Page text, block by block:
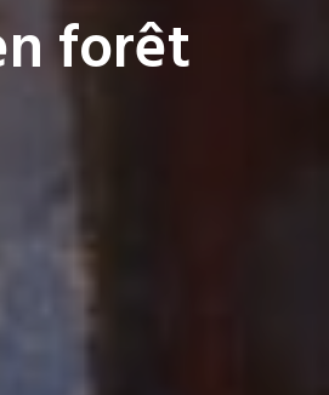
forêt